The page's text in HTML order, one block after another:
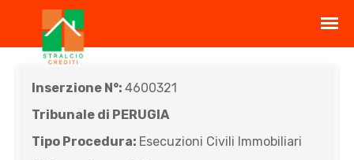
Inserzione N°: 4600321
Tribunale di PERUGIA
Tipo Procedura: Esecuzioni Civili Immobiliari